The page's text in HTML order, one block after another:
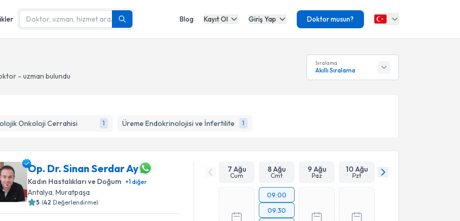
Blog Kayıt Ol Giriş Yap Doktor musun?
- uzman bulundu
Sıralama
Akıllı Sıralama
Onkoloji Cerrahisi 1 Üreme Endokrinolojisi ve İnfertilite 1
Op. Dr. Sinan Serdar Ay
Kadın Hastalıkları ve Doğum +1diğer
Antalya, Muratpaşa
5 (42 Değerlendirme)
7 Ağu
Cum
8 Ağu
Cmt
9 Ağu
Paz
10 Ağu
Pzt
09:00
09:30